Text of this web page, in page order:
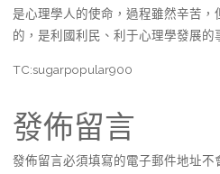
是心理學人的使命，過程雖然辛苦
的，是利國利民、利于心理學發展的
TC:sugarpopular900
發佈留言
發佈留言必須填寫的電子郵件地址不